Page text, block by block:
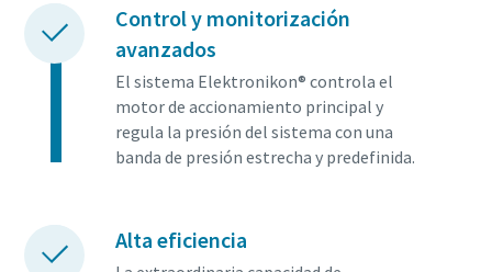
Control y monitorización
avanzados
El sistema Elektronikon® controla el
motor de accionamiento principal y
regula la presión del sistema con una
banda de presión estrecha y predefinida.
Alta eficiencia